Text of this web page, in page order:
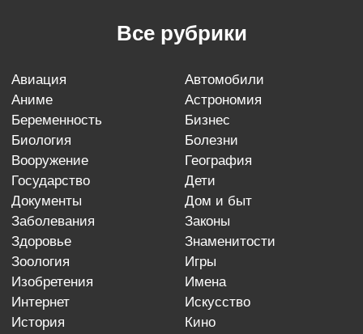
Все рубрики
авиация
автомобили
аниме
астрономия
беременность
бизнес
биология
болезни
вооружение
география
государство
дети
документы
дом и быт
заболевания
законы
здоровье
знаменитости
зоология
игры
изобретения
имена
интернет
искусство
история
кино